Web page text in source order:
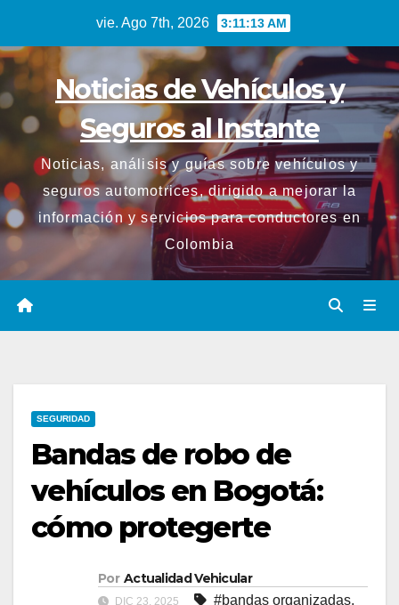
contenido
vie. Ago 7th, 2026 3:11:14 AM
Noticias de Vehículos y
Seguros al Instante
Noticias, análisis y guías sobre vehículos y
seguros automotrices, dirigido a mejorar la
información y servicios para conductores en
Colombia
SEGURIDAD
Bandas de robo de
vehículos en Bogotá:
cómo protegerte
Por Actualidad Vehicular
DIC 23, 2025 #bandas organizadas,